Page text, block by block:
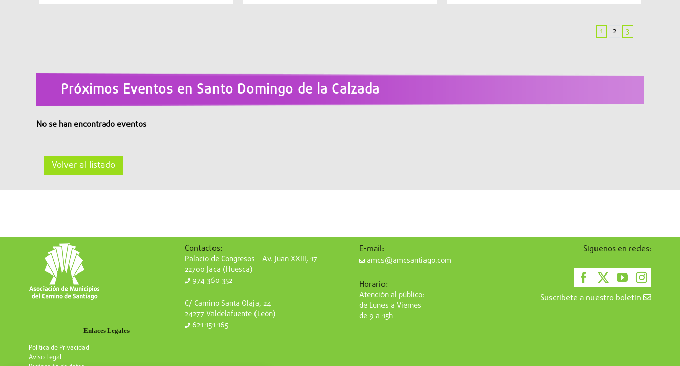
1 2 3
Próximos Eventos en Santo Domingo de la Calzada
No se han encontrado eventos
Volver al listado
Enlaces Legales
Política de Privacidad
Aviso Legal
Contactos:
Palacio de Congresos – Av. Juan XXIII, 17
22700 Jaca (Huesca)
974 360 352
C/ Camino Santa Olaja, 24
24277 Valdelafuente (León)
621 151 165
E-mail:
amcs@amcsantiago.com
Horario:
Atención al público:
de Lunes a Viernes
de 9 a 15h
Síguenos en redes:
Suscríbete a nuestro boletín